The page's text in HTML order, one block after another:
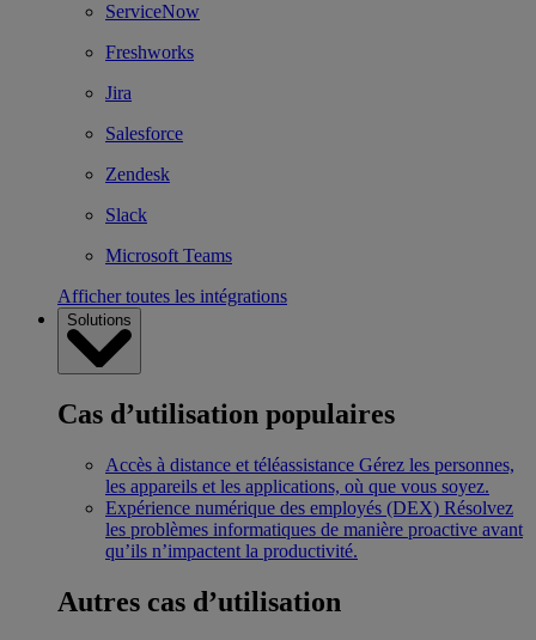
ServiceNow
Freshworks
Jira
Salesforce
Zendesk
Slack
Microsoft Teams
Afficher toutes les intégrations
Solutions
Cas d’utilisation populaires
Accès à distance et téléassistance Gérez les personnes,
les appareils et les applications, où que vous soyez.
Expérience numérique des employés (DEX) Résolvez
les problèmes informatiques de manière proactive avant
qu’ils n’impactent la productivité.
Autres cas d’utilisation